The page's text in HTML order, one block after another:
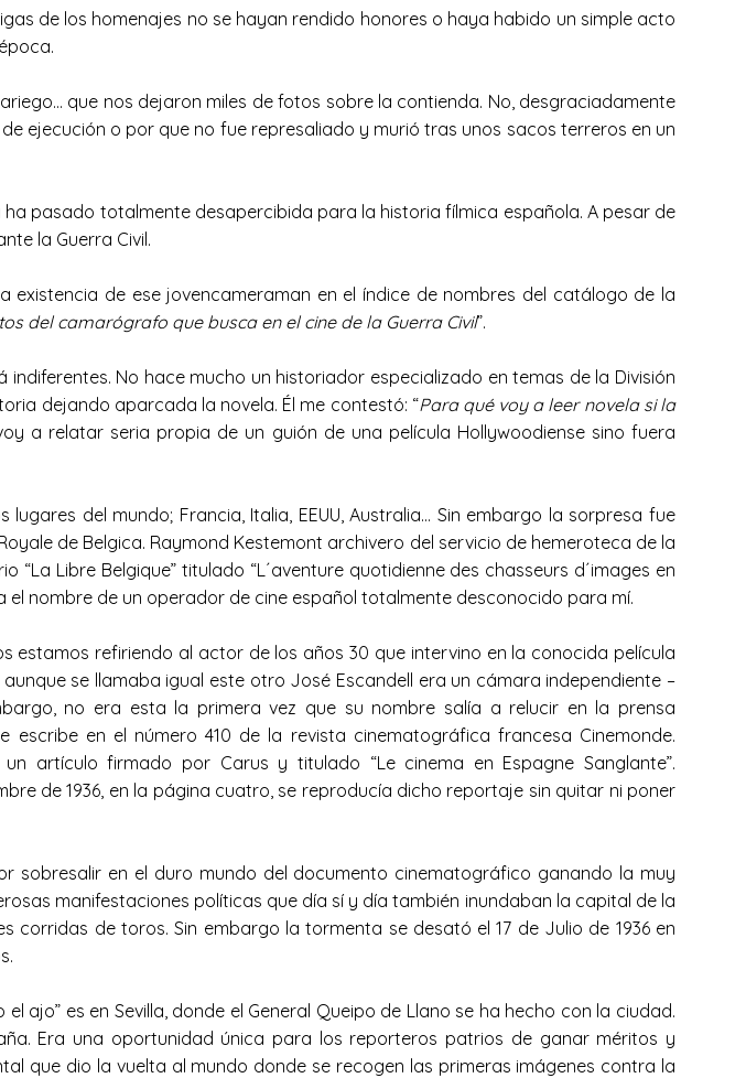
de los homenajes no se hayan rendido honores o haya habido un simple acto
que nos dejaron miles de fotos sobre la contienda. No, desgraciadamente
ejecución o por que no fue represaliado y murió tras unos sacos terreros en un
pasado totalmente desapercibida para la historia fílmica española. A pesar de
la Guerra Civil.
de ese jovencameraman en el índice de nombres del catálogo de la
del camarógrafo que busca en el cine de la Guerra Civil”.
No hace mucho un historiador especializado en temas de la División
dejando aparcada la novela. Él me contestó: “Para qué voy a leer novela si la
a relatar seria propia de un guión de una película Hollywoodiense sino fuera
del mundo; Francia, Italia, EEUU, Australia… Sin embargo la sorpresa fue
de Belgica. Raymond Kestemont archivero del servicio de hemeroteca de la
Libre Belgique” titulado “L´aventure quotidienne des chasseurs d´images en
el nombre de un operador de cine español totalmente desconocido para mí.
estamos refiriendo al actor de los años 30 que intervino en la conocida película
aunque se llamaba igual este otro José Escandell era un cámara independiente –
no era esta la primera vez que su nombre salía a relucir en la prensa
en el número 410 de la revista cinematográfica francesa Cinemonde.
artículo firmado por Carus y titulado “Le cinema en Espagne Sanglante”.
de 1936, en la página cuatro, se reproducía dicho reportaje sin quitar ni poner
sobresalir en el duro mundo del documento cinematográfico ganando la muy
manifestaciones políticas que día sí y día también inundaban la capital de la
de toros. Sin embargo la tormenta se desató el 17 de Julio de 1936 en
ajo” es en Sevilla, donde el General Queipo de Llano se ha hecho con la ciudad.
Era una oportunidad única para los reporteros patrios de ganar méritos y
que dio la vuelta al mundo donde se recogen las primeras imágenes contra la